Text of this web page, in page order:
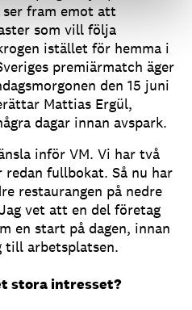
ser fram emot att
som vill följa
istället för hemma i
premiärmatch äger
den 15 juni
Mattias Ergül,
dagar innan avspark.
inför VM. Vi har två
redan fullbokat. Så nu har
restaurangen på nedre
vet att en del företag
en start på dagen, innan
till arbetsplatsen.
stora intresset?